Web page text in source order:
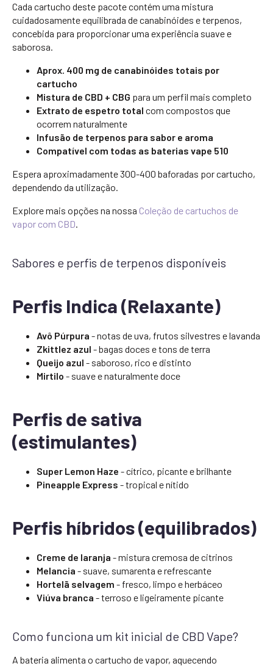
Cada cartucho deste pacote contém uma mistura
cuidadosamente equilibrada de canabinóides e terpenos,
concebida para proporcionar uma experiência suave e
saborosa.
Aprox. 400 mg de canabinóides totais por
cartucho
Mistura de CBD + CBG para um perfil mais completo
Extrato de espetro total com compostos que
ocorrem naturalmente
Infusão de terpenos para sabor e aroma
Compatível com todas as baterias vape 510
Espera aproximadamente 300-400 baforadas por cartucho,
dependendo da utilização.
Explore mais opções na nossa Coleção de cartuchos de
vapor com CBD.
Sabores e perfis de terpenos disponíveis
Perfis Indica (Relaxante)
Avô Púrpura - notas de uva, frutos silvestres e lavanda
Zkittlez azul - bagas doces e tons de terra
Queijo azul - saboroso, rico e distinto
Mirtilo - suave e naturalmente doce
Perfis de sativa
(estimulantes)
Super Lemon Haze - cítrico, picante e brilhante
Pineapple Express - tropical e nítido
Perfis híbridos (equilibrados)
Creme de laranja - mistura cremosa de citrinos
Melancia - suave, sumarenta e refrescante
Hortelã selvagem - fresco, limpo e herbáceo
Viúva branca - terroso e ligeiramente picante
Como funciona um kit inicial de CBD Vape?
A bateria alimenta o cartucho de vapor, aquecendo